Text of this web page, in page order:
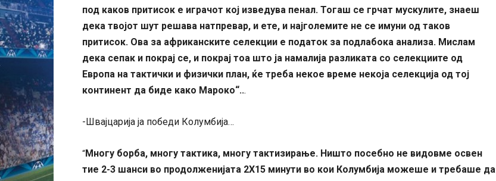
под каков притисок е играчот кој изведува пенал. Тогаш се грчат мускулите, знаеш
дека твојот шут решава натпревар, и ете, и најголемите не се имуни од таков
притисок. Ова за африканските селекции е податок за подлабока анализа. Мислам
дека сепак и покрај се, и покрај тоа што ја намалија разликата со селекциите од
Европа на тактички и физички план, ќе треба некое време некоја селекција од тој
континент да биде како Мароко“...
-Швајцарија ја победи Колумбија…
“Многу борба, многу тактика, многу тактизирање. Ништо посебно не видовме освен
тие 2-3 шанси во продолженијата 2Х15 минути во кои Колумбија можеше и требаше да